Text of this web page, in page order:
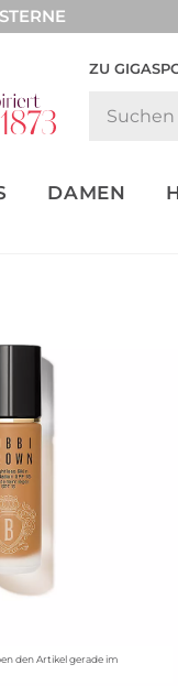
ZU
DAMEN
den Artikel gerade im